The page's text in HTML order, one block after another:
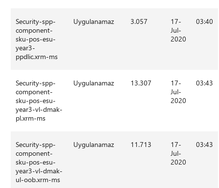
Security-spp-
component-
sku-pos-esu-
year3-
ppdlic.xrm-ms
Uygulanamaz 3.057
17-
Jul-
2020
03:40
Security-spp-
component-
sku-pos-esu-
year3-vl-dmak-
pl.xrm-ms
Uygulanamaz 13.307
17-
Jul-
2020
03:43
Security-spp-
component-
sku-pos-esu-
year3-vl-dmak-
ul-oob.xrm-ms
Uygulanamaz 11.713
17-
Jul-
2020
03:43